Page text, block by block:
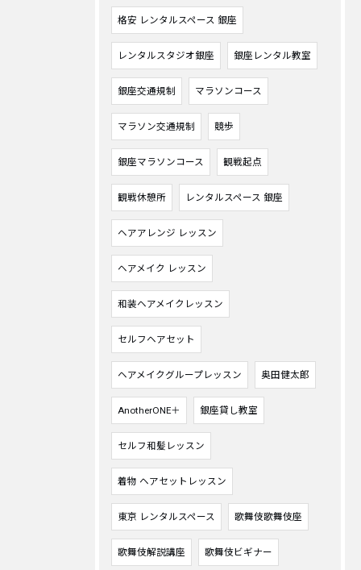
格安 レンタルスペース 銀座
レンタルスタジオ銀座 銀座レンタル教室
銀座交通規制 マラソンコース
マラソン交通規制 競歩
銀座マラソンコース 観戦起点
観戦休憩所 レンタルスペース 銀座
ヘアアレンジ レッスン
ヘアメイク レッスン
和装ヘアメイクレッスン
セルフヘアセット
ヘアメイクグループレッスン 奥田健太郎
AnotherONE＋ 銀座貸し教室
セルフ和髪レッスン
着物 ヘアセットレッスン
東京 レンタルスペース 歌舞伎歌舞伎座
歌舞伎解説講座 歌舞伎ビギナー